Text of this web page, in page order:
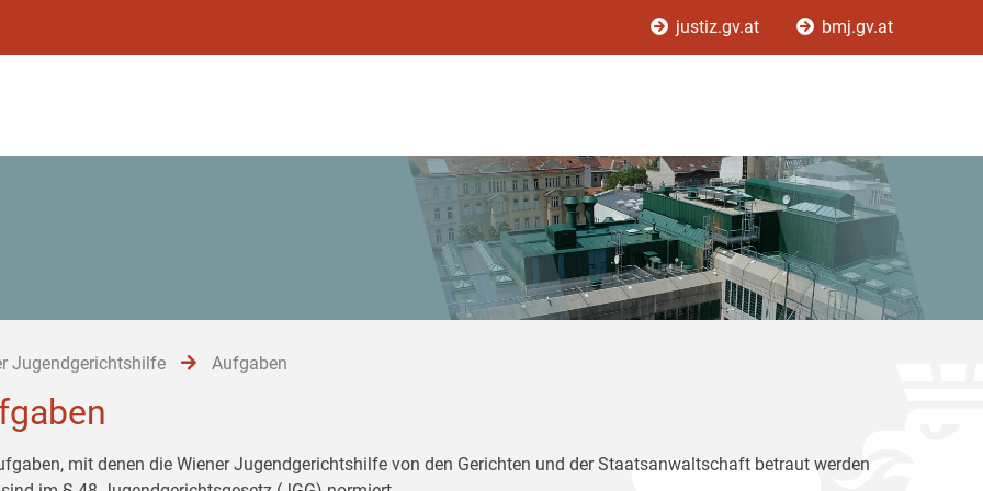
justiz.gv.at bmj.gv.at
Jugendgerichtshilfe Aufgaben
mit denen die Wiener Jugendgerichtshilfe von den Gerichten und der Staatsanwaltschaft betraut werden